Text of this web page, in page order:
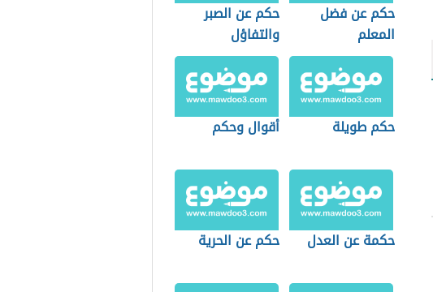
حكم عن فضل
المعلم
حكم عن الصبر
والتفاؤل
حكم طويلة أقوال وحكم
حكمة عن العدل حكم عن الحرية